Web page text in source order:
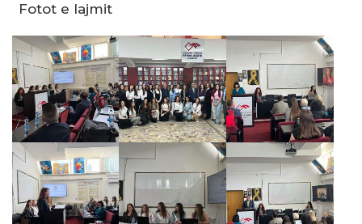
Fotot e lajmit